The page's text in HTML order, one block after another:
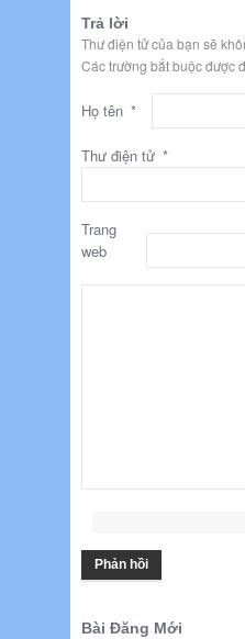
Trả lời
Thư điện tử của bạn sẽ
Các trường bắt buộc được
Họ tên *
Thư điện tử *
Trang
web
Bài Đăng Mới